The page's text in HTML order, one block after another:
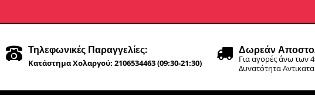
Τηλεφωνικές Παραγγελίες:
Κατάστημα Χολαργού: 2106534463 (09:30-21:30)
Δωρεάν
Για αγορές άνω των
Δυνατότητα